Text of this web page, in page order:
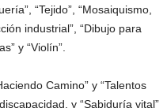
“Tejido”, “Mosaiquismo,
industrial”, “Dibujo para
y “Violín”.
Camino” y “Talentos
y “Sabiduría vital”